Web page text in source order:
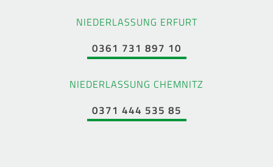
NIEDERLASSUNG ERFURT
0361 731 897 10
NIEDERLASSUNG CHEMNITZ
0371 444 535 85